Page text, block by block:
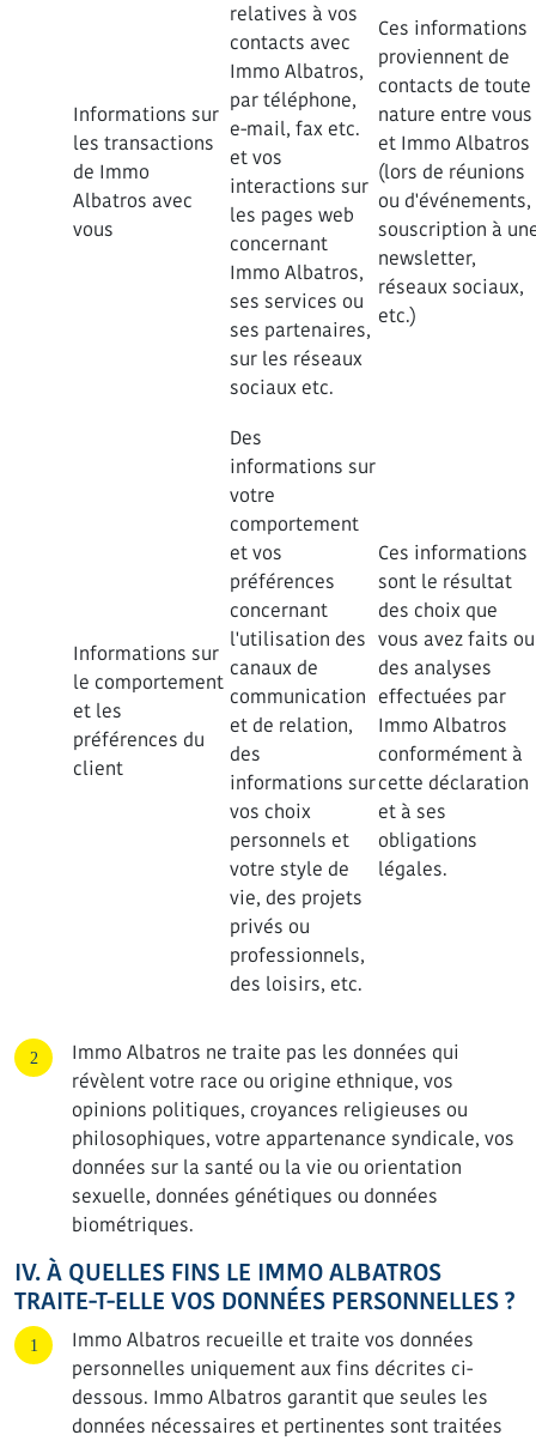
Informations sur
les transactions
de Immo
Albatros avec
vous
relatives à vos
contacts avec
Immo Albatros,
par téléphone,
e-mail, fax etc.
et vos
interactions sur
les pages web
concernant
Immo Albatros,
ses services ou
ses partenaires,
sur les réseaux
sociaux etc.
Ces informations
proviennent de
contacts de toute
nature entre vous
et Immo Albatros
(lors de réunions
ou d'événements,
souscription à
newsletter,
réseaux sociaux,
etc.)
Informations sur
le comportement
et les
préférences du
client
Des
informations sur
votre
comportement
et vos
préférences
concernant
l'utilisation des
canaux de
communication
et de relation,
des
informations sur
vos choix
personnels et
votre style de
vie, des projets
privés ou
professionnels,
des loisirs, etc.
Ces informations
sont le résultat
des choix que
vous avez faits ou
des analyses
effectuées par
Immo Albatros
conformément à
cette déclaration
et à ses
obligations
légales.
Immo Albatros ne traite pas les données qui
révèlent votre race ou origine ethnique, vos
opinions politiques, croyances religieuses ou
philosophiques, votre appartenance syndicale, vos
données sur la santé ou la vie ou orientation
sexuelle, données génétiques ou données
biométriques.
IV. À QUELLES FINS LE IMMO ALBATROS
TRAITE-T-ELLE VOS DONNÉES PERSONNELLES ?
Immo Albatros recueille et traite vos données
personnelles uniquement aux fins décrites ci-
dessous. Immo Albatros garantit que seules les
données nécessaires et pertinentes sont traitées